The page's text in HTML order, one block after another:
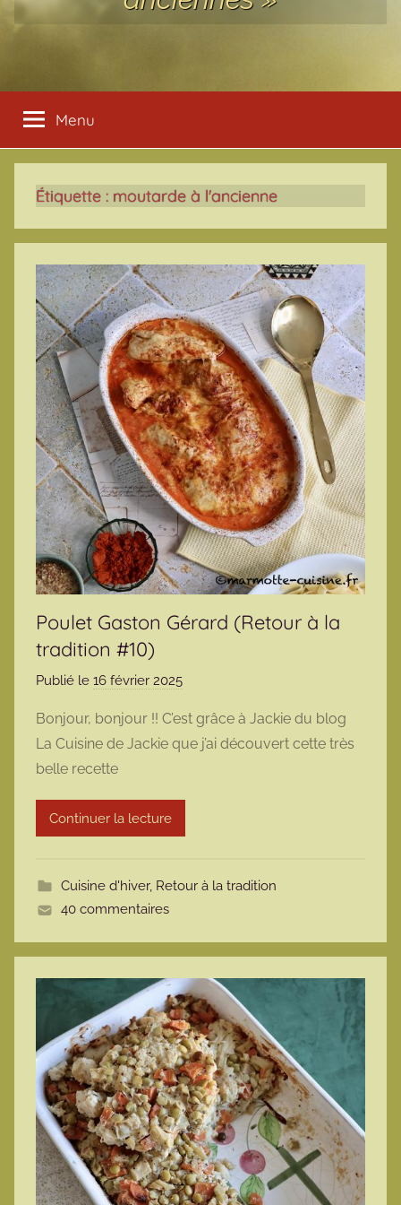
Menu
Étiquette : moutarde à l'ancienne
Poulet Gaston Gérard (Retour à la
tradition #10)
Publié le 16 février 2025
r
m
r
t
Bonjour, bonjour !! C’est grâce à Jackie du blog
La Cuisine de Jackie que j’ai découvert cette très
belle recette
Continuer la lecture
Cuisine d'hiver, Retour à la tradition
40 commentaires